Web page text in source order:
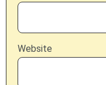
Website